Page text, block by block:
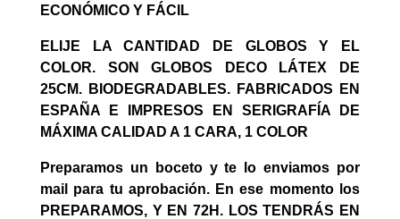
ECONÓMICO Y FÁCIL
ELIJE LA CANTIDAD DE GLOBOS Y EL
COLOR. SON GLOBOS DECO LÁTEX DE
25CM. BIODEGRADABLES. FABRICADOS EN
ESPAÑA E IMPRESOS EN SERIGRAFÍA DE
MÁXIMA CALIDAD A 1 CARA, 1 COLOR
Preparamos un boceto y te lo enviamos por
mail para tu aprobación. En ese momento los
PREPARAMOS, Y EN 72H. LOS TENDRÁS EN